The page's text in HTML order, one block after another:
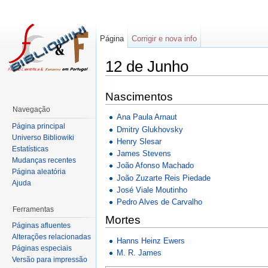
12 de Junho
Nascimentos
Ana Paula Arnaut
Dmitry Glukhovsky
Henry Slesar
James Stevens
João Afonso Machado
João Zuzarte Reis Piedade
José Viale Moutinho
Pedro Alves de Carvalho
Mortes
Hanns Heinz Ewers
M. R. James
Página Corrigir e nova info
Navegação
Página principal
Universo Bibliowiki
Estatísticas
Mudanças recentes
Página aleatória
Ajuda
Ferramentas
Páginas afluentes
Alterações relacionadas
Páginas especiais
Versão para impressão